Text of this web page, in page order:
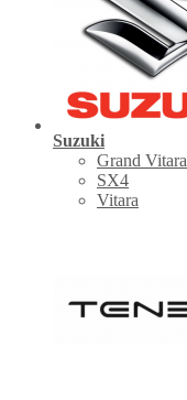
Suzuki
Grand Vitara
SX4
Vitara